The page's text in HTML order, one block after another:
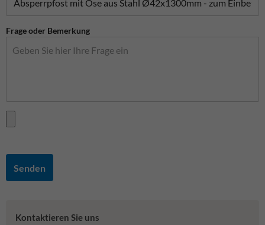
Frage oder Bemerkung
Senden
Kontaktieren Sie uns